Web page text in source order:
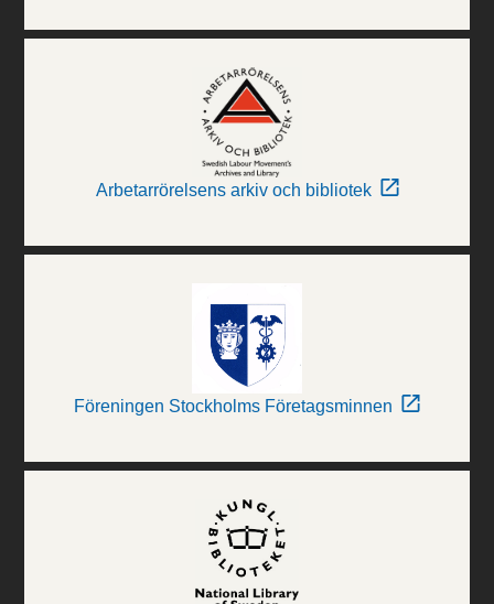
Arbetarrörelsens arkiv och bibliotek
Föreningen Stockholms Företagsminnen